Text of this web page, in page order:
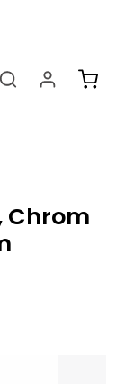
Chrom